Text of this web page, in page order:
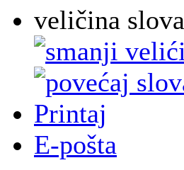
veličina slova
Printaj
E-pošta